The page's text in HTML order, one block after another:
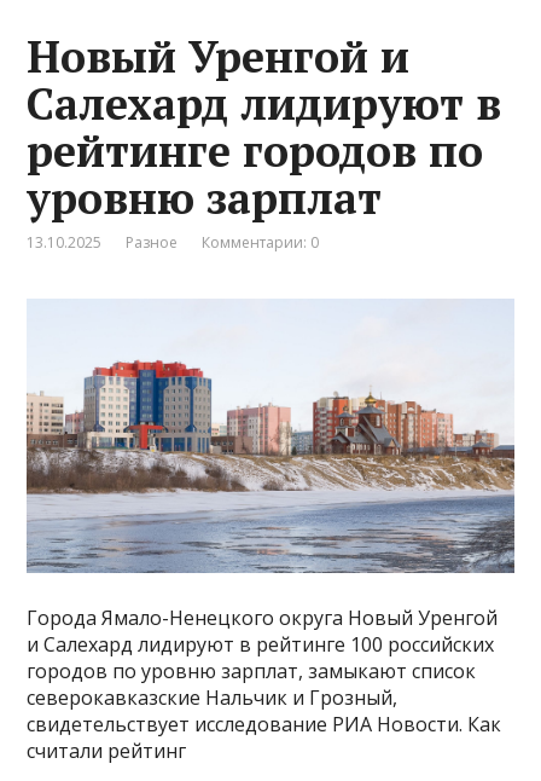
Новый Уренгой и
Салехард лидируют в
рейтинге городов по
уровню зарплат
13.10.2025 Разное Комментарии: 0
Города Ямало-Ненецкого округа Новый Уренгой
и Салехард лидируют в рейтинге 100 российских
городов по уровню зарплат, замыкают список
северокавказские Нальчик и Грозный,
свидетельствует исследование РИА Новости. Как
считали рейтинг